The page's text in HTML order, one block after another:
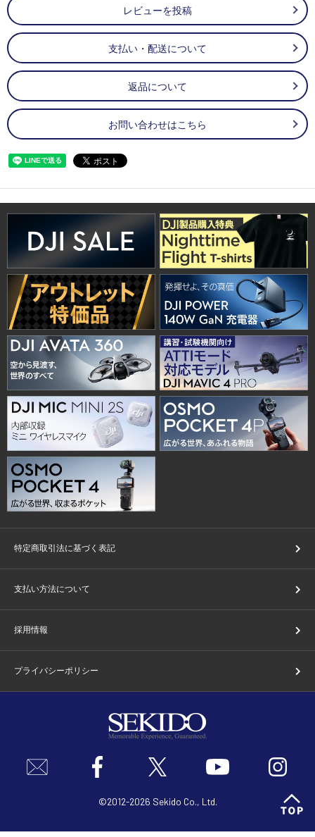
レビューを投稿
支払い・配送について
返品について
お問い合わせはこちら
特定商取引法に基づく表記
支払い方法について
採用情報
プライバシーポリシー
©2012-2026 Sekido Co., Ltd.